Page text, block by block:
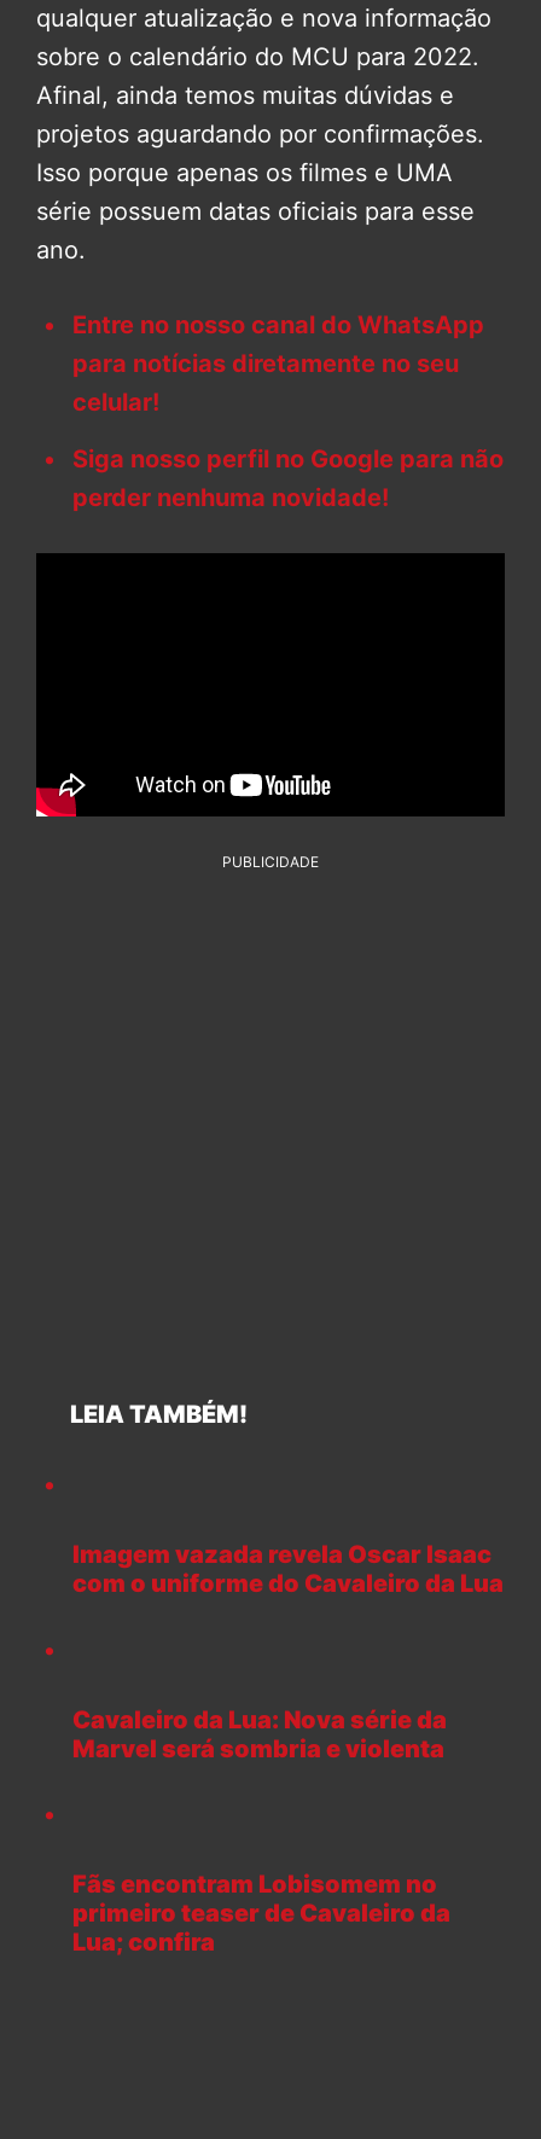
qualquer atualização e nova informação
sobre o calendário do MCU para 2022.
Afinal, ainda temos muitas dúvidas e
projetos aguardando por confirmações.
Isso porque apenas os filmes e UMA
série possuem datas oficiais para esse
ano.
Entre no nosso canal do WhatsApp
para notícias diretamente no seu
celular!
Siga nosso perfil no Google para não
perder nenhuma novidade!
PUBLICIDADE
LEIA TAMBÉM!
Imagem vazada revela Oscar Isaac
com o uniforme do Cavaleiro da Lua
Cavaleiro da Lua: Nova série da
Marvel será sombria e violenta
Fãs encontram Lobisomem no
primeiro teaser de Cavaleiro da
Lua; confira